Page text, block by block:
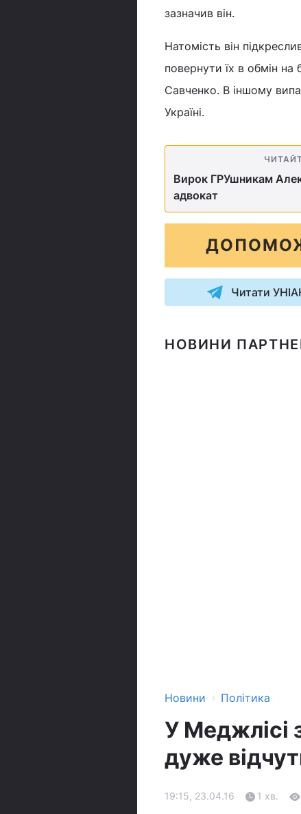
зазначив він.
Натомість він
повернути їх в обмін на
Савченко. В іншому
Україні.
Вирок ГРУшникам
адвокат
Читати
НОВИНИ
Новини › Політика
У Меджлісі
дуже
19:15, 23.04.16 1 хв.